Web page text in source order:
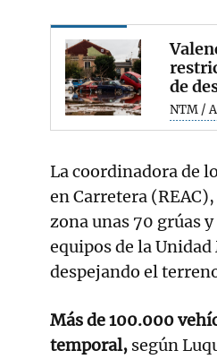
de
NTM /
La coordinadora de
en Carretera
zona unas 70 grúas
equipos de la
despejando el
Más de 100.000
temporal, según